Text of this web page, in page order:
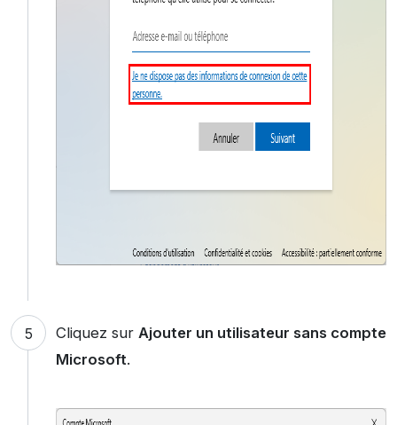
Cliquez sur Ajouter un utilisateur sans compte
Microsoft.